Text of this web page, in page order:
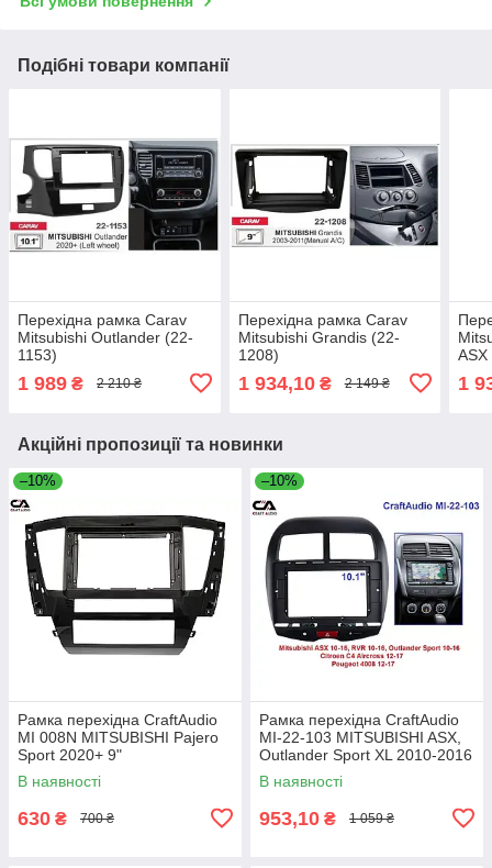
Подібні товари компанії
Перехідна рамка Carav
Mitsubishi Outlander (22-
1153)
1 989 ₴ 2 210 ₴
Перехідна рамка Carav
Mitsubishi Grandis (22-
1208)
1 934,10₴ 2 149 ₴ 1
Акційні пропозиції та новинки
–10%
Рамка перехідна CraftAudio
MI 008N MITSUBISHI Pajero
Sport 2020+ 9"
В наявності
630 ₴ 700 ₴
–10%
Рамка перехідна CraftAudio
MI-22-103 MITSUBISHI ASX,
Outlander Sport XL 2010-2016
10"
В наявності
953,10 ₴ 1 059 ₴